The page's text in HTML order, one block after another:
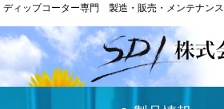
ディップコーター専門 製造・販売・メンテナンス
ディップコーター専門 製造・販売・メンテナンス